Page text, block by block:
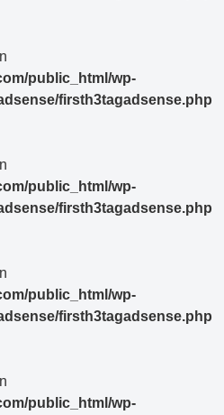
public_html/wp-
firsth3tagadsense.php
public_html/wp-
firsth3tagadsense.php
public_html/wp-
firsth3tagadsense.php
public_html/wp-